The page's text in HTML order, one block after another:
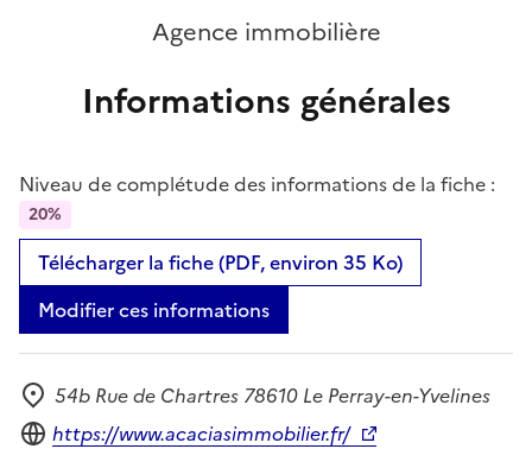
Agence immobilière
Informations générales
Niveau de complétude des informations de la fiche :
20%
Télécharger la fiche (PDF, environ 35 Ko)
Modifier ces informations
Adresse
54b Rue de Chartres 78610 Le Perray-en-Yvelines
Site internet
https://www.acaciasimmobilier.fr/